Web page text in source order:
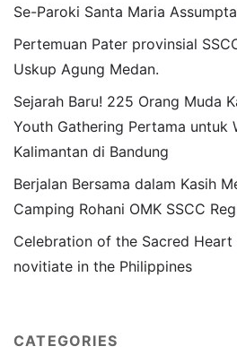
Se-Paroki Santa Maria
Pertemuan Pater provinsial
Uskup Agung Medan.
Sejarah Baru! 225 Orang Muda
Youth Gathering Pertama untuk
Kalimantan di Bandung
Berjalan Bersama dalam Kasih
Camping Rohani OMK SSCC
Celebration of the Sacred
novitiate in the Philippines
CATEGORIES